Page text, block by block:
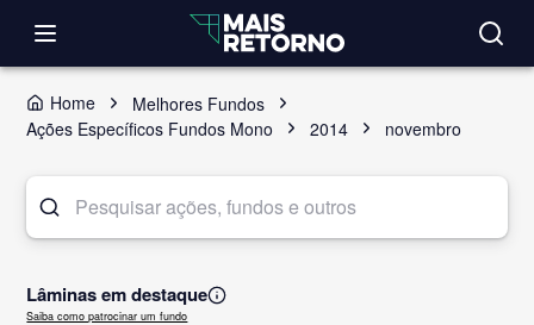
Home
Melhores Fundos
Ações Específicos Fundos Mono
2014 novembro
Lâminas em destaque
Saiba como patrocinar um fundo